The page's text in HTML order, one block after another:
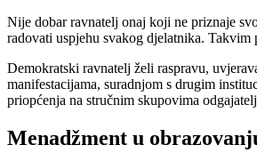
Nije dobar ravnatelj onaj koji ne priznaje
radovati uspjehu svakog djelatnika.
Demokratski ravnatelj želi raspravu,
manifestacijama, suradnjom s drugim
priopćenja na stručnim skupovima
Menadžment u